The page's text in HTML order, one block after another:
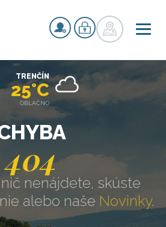
404
nenájdete, skúste
alebo naše Novinky.
TRENČÍN
25°C
OBLAČNO